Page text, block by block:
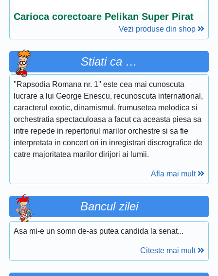
Carioca corectoare Pelikan Super Pirat
Vezi produse din shop
Stiati ca …
''Rapsodia Romana nr. 1'' este cea mai cunoscuta
lucrare a lui George Enescu, recunoscuta international,
caracterul exotic, dinamismul, frumusetea melodica si
orchestratia spectaculoasa a facut ca aceasta piesa sa
intre repede in repertoriul marilor orchestre si sa fie
interpretata in concert ori in inregistrari discrografice de
catre majoritatea marilor dirijori ai lumii.
Afla mai mult
Bancul zilei
Asa mi-e un somn de-as putea candida la senat...
Citeste mai mult